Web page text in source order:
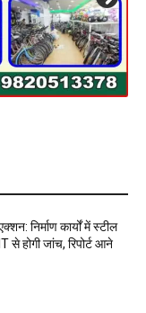
निर्माण कार्यों में स्टील
से होगी जांच, रिपोर्ट आने